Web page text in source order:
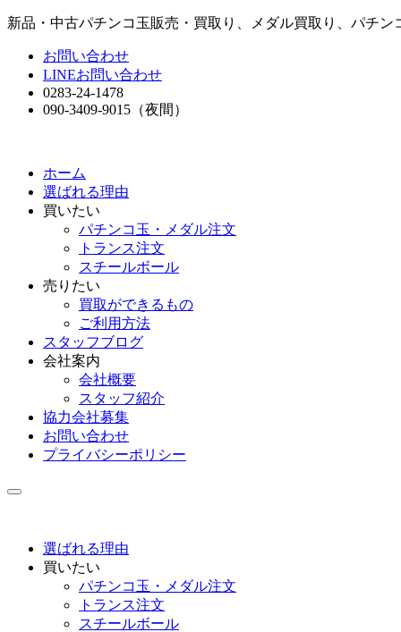
新品・中古パチンコ玉販売・買取り、メダル買取り、パチン
お問い合わせ
LINEお問い合わせ
0283-24-1478
090-3409-9015 （夜間）
ホーム
選ばれる理由
買いたい
パチンコ玉・メダル注文
トランス注文
スチールボール
売りたい
買取ができるもの
ご利用方法
スタッフブログ
会社案内
会社概要
スタッフ紹介
協力会社募集
お問い合わせ
プライバシーポリシー
選ばれる理由
買いたい
パチンコ玉・メダル注文
トランス注文
スチールボール